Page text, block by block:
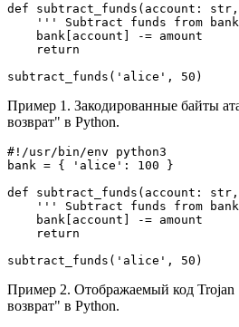
def subtract_funds(account:
''' Subtract funds from
    bank[account] -= amount
    return
subtract_funds('alice', 50)
Пример 1. Закодированные байты
возврат" в Python.
#!/usr/bin/env python3
bank = { 'alice': 100 }
def subtract_funds(account:
''' Subtract funds from
    bank[account] -= amount
    return
subtract_funds('alice', 50)
Пример 2. Отображаемый код Trojan
возврат" в Python.